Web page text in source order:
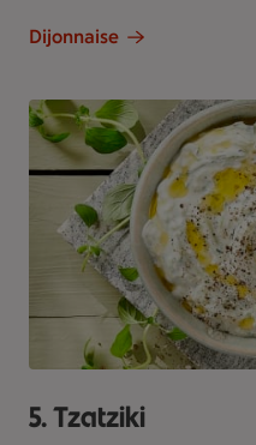
Dijonnaise
5. Tzatziki